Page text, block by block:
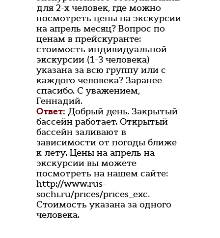
для 2-х человек, где можно
посмотреть цены на экскурсии
на апрель месяц? Вопрос по
ценам в прейскуранте:
стоимость индивидуальной
экскурсии (1-3 человека)
указана за всю группу или с
каждого человека? Заранее
спасибо. С уважением,
Геннадий.
Ответ: Добрый день. Закрытый
бассейн работает. Открытый
бассейн заливают в
зависимости от погоды ближе
к лету. Цены на апрель на
экскурсии вы можете
посмотреть на нашем сайте:
http://www.rus-
sochi.ru/prices/prices_exc.
Стоимость указана за одного
человека.